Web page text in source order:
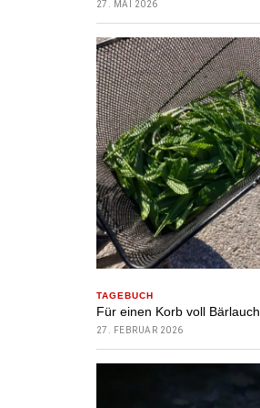
27. MAI 2026
TAGEBUCH
Für einen Korb voll Bärlauch
27. FEBRUAR 2026